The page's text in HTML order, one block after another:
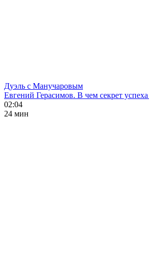
Дуэль с Манучаровым
Евгений Герасимов. В чем секрет успеха
02:04
24 мин